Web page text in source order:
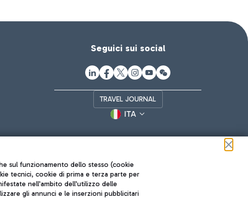
Seguici sui social
TRAVEL JOURNAL
ITA
sul funzionamento dello stesso (cookie
tecnici, cookie di prima e terza parte per
nell'ambito dell'utilizzo delle
gli annunci e le inserzioni pubblicitari